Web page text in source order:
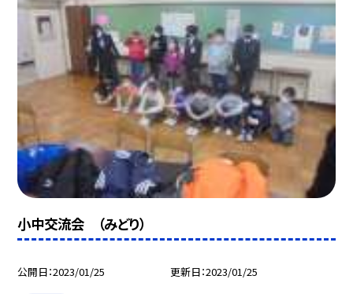
小中交流会 （みどり）
公開日 2023/01/25 更新日 2023/01/25